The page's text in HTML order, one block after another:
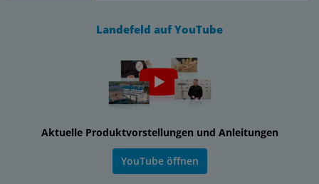
Landefeld auf YouTube
Aktuelle Produktvorstellungen und Anleitungen
YouTube öffnen